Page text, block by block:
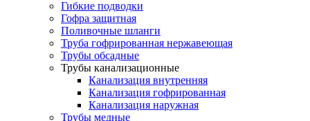
Гибкие подводки
Гофра защитная
Поливочные шланги
Труба гофрированная нержавеющая
Трубы обсадные
Трубы канализационные
Канализация внутренняя
Канализация гофрированная
Канализация наружная
Трубы медные